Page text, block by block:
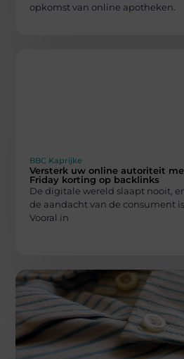
opkomst van online apotheken.
BBC Kaprijke
Versterk uw online autoriteit
Friday korting op backlinks
De digitale wereld slaapt nooit,
de aandacht van de consument
Vooral in